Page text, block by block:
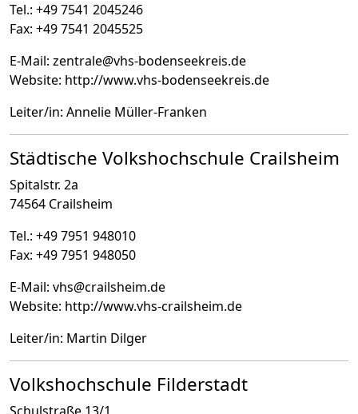
Tel.: +49 7541 2045246
Fax: +49 7541 2045525
E-Mail: zentrale@vhs-bodenseekreis.de
Website: http://www.vhs-bodenseekreis.de
Leiter/in: Annelie Müller-Franken
Städtische Volkshochschule Crailsheim
Spitalstr. 2a
74564 Crailsheim
Tel.: +49 7951 948010
Fax: +49 7951 948050
E-Mail: vhs@crailsheim.de
Website: http://www.vhs-crailsheim.de
Leiter/in: Martin Dilger
Volkshochschule Filderstadt